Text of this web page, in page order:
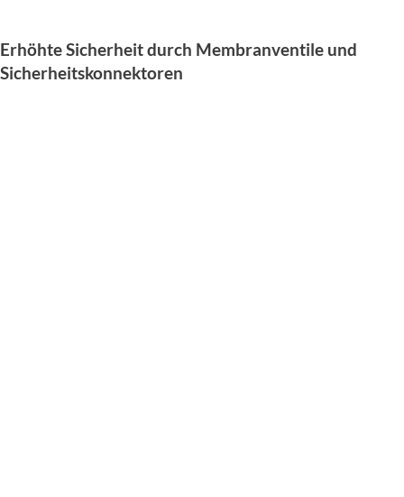
Erhöhte Sicherheit durch Membranventile und
Sicherheitskonnektoren